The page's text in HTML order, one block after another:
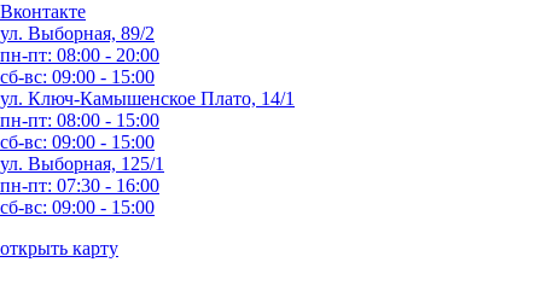
Вконтакте
ул. Выборная, 89/2
пн-пт: 08:00 - 20:00
сб-вс: 09:00 - 15:00
ул. Ключ-Камышенское Плато, 14/1
пн-пт: 08:00 - 15:00
сб-вс: 09:00 - 15:00
ул. Выборная, 125/1
пн-пт: 07:30 - 16:00
сб-вс: 09:00 - 15:00
открыть карту